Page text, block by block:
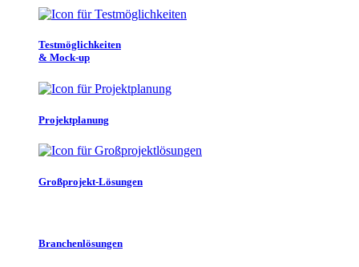
Testmöglichkeiten
& Mock-up
Projektplanung
Großprojekt-Lösungen
Branchenlösungen